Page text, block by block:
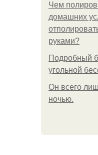
Чем
домашних
руками?
Подробный
угольной
Он всего
ночью.